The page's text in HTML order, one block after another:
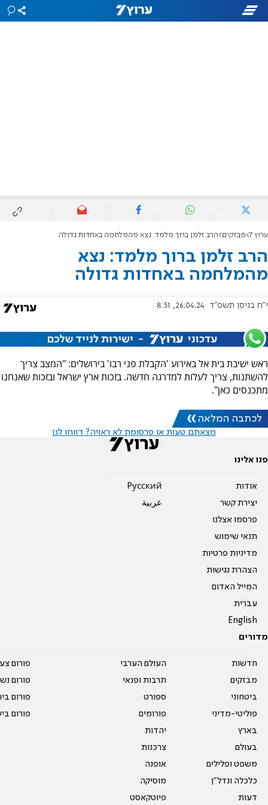
ערוץ 7 מבזקים הרב זלמן ברוך מלמד: נצא מהמלחמה באחדות גדולה
הרב זלמן ברוך מלמד: נצא
מהמלחמה באחדות גדולה
י"ח בניסן תשפ"ד 26.04.24, 8:31
ראש ישיבת בית אל באירוע 'הקבלת פני רבו' בירושלים: "המצב צריך
להשתנות, צריך לעלות למדרגה חדשה. בזכות ארץ ישראל ובזכות שאנחנו
מתכנסים כאן".
לכתבה המלאה
מצאתם טעות או פרסומת לא ראויה? דווחו לנו
פנו אלינו
אודות
יצירת קשר
פרסמו אצלנו
תנאי שימוש
מדיניות פרטיות
הצהרת נגישות
המייל האדום
עברית
English
Pусский
عربية
מדורים
חדשות
מבזקים
ביטחוני
פוליטי-מדיני
בארץ
בעולם
משפט ופלילים
כלכלה ונדל"ן
דעות
העולם הערבי
תרבות ופנאי
ספורט
פורומים
יהדות
צרכנות
אופנה
מוסיקה
פיוטקאסט
פורום
פורום
פורום
פורום